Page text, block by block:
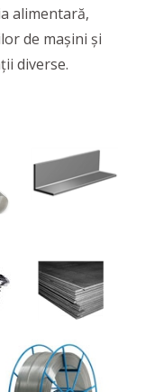
alimentară,
de maşini şi
diverse.